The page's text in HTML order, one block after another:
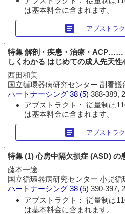
は基本料金に含まれます。
article アブストラ
特集 解剖・疾患・治療・ACP……
しくわかる はじめての成人先天性
西田和美
国立循環器病研究センター 副看護
ハートナーシング 38 (5)388-389,
アブストラクト： 従量制は
は基本料金に含まれます。
article アブストラ
特集 (1) 心房中隔欠損症 (ASD) の
藤本一途
国立循環器病研究センター 小児循
ハートナーシング 38 (5)390-397,
アブストラクト： 従量制は
は基本料金に含まれます。